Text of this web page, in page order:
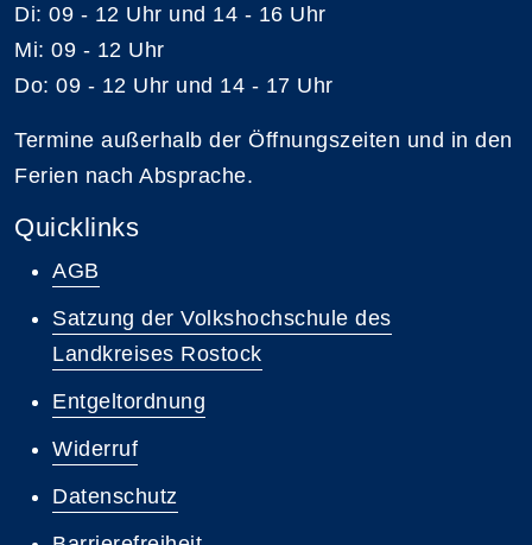
Di: 09 - 12 Uhr und 14 - 16 Uhr
Mi: 09 - 12 Uhr
Do: 09 - 12 Uhr und 14 - 17 Uhr
Termine außerhalb der Öffnungszeiten und in den
Ferien nach Absprache.
Quicklinks
AGB
Satzung der Volkshochschule des
Landkreises Rostock
Entgeltordnung
Widerruf
Datenschutz